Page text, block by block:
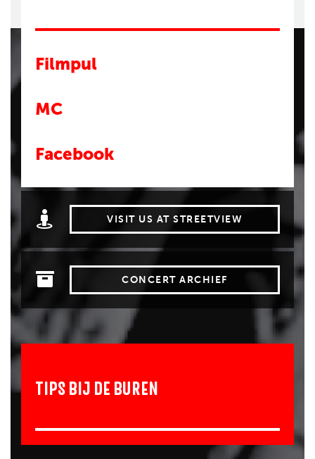
Filmpul
MC
Facebook
VISIT US AT STREETVIEW
CONCERT ARCHIEF
TIPS BIJ DE BUREN